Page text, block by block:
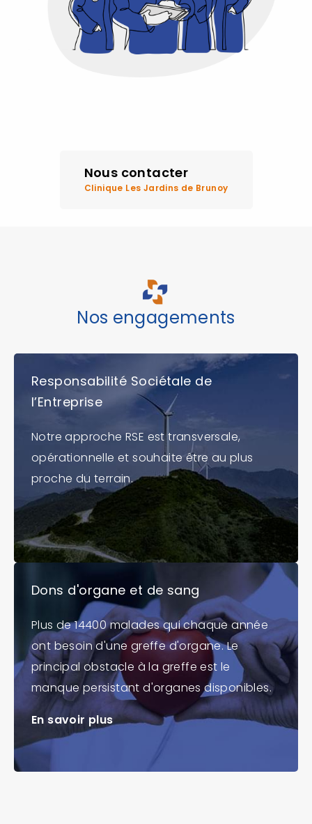
Nous contacter
Clinique Les Jardins de Brunoy
Nos engagements
Responsabilité Sociétale de
l’Entreprise
Notre approche RSE est transversale,
opérationnelle et souhaite être au plus
proche du terrain.
Dons d'organe et de sang
Plus de 14400 malades qui chaque année
ont besoin d'une greffe d'organe. Le
principal obstacle à la greffe est le
manque persistant d'organes disponibles.
En savoir plus